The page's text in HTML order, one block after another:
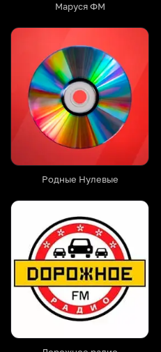
Маруся ФМ
Родные Нулевые